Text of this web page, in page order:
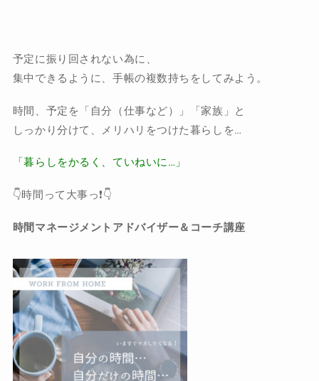
予定に振り回されない為に、
集中できるように、手帳の複数持ちをしてみよう。
時間、予定を「自分（仕事など）」「家族」と
しっかり分けて、メリハリをつけた暮らしを…
「暮らしをかるく、ていねいに…」
👇時間って大事っ❗️👇
時間マネージメントアドバイザー＆コーチ講座